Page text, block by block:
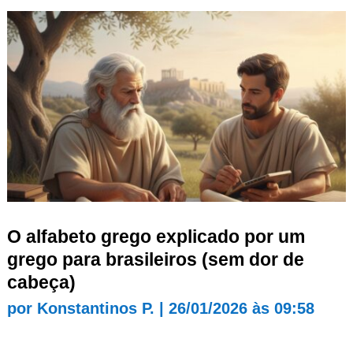
O alfabeto grego explicado por um
grego para brasileiros (sem dor de
cabeça)
por Konstantinos P. 26/01/2026 às 09:58